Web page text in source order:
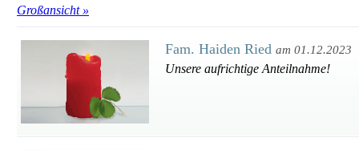
Großansicht »
Fam. Haiden Ried am 01.12.2023
Unsere aufrichtige Anteilnahme!